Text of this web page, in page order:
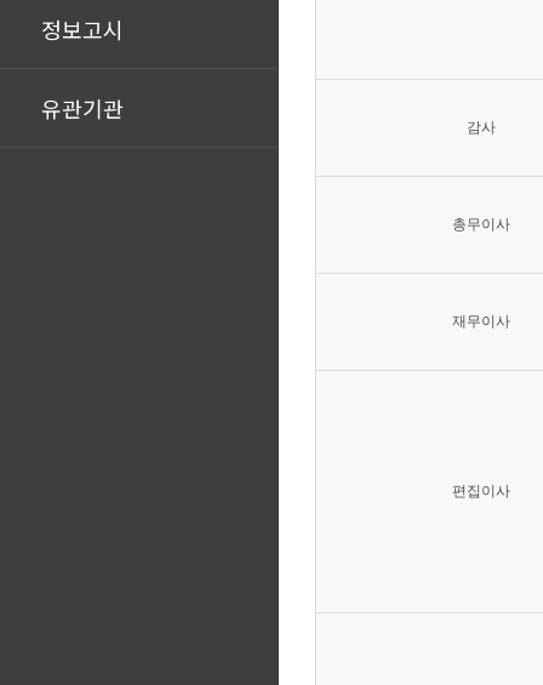
정보고시
유관기관
감사
총무이사
재무이사
편집이사